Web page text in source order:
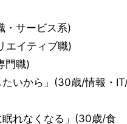
・サービス系)
エイティブ職)
門職)
たいから」(30歳/情報・
眠れなくなる」(30歳/食